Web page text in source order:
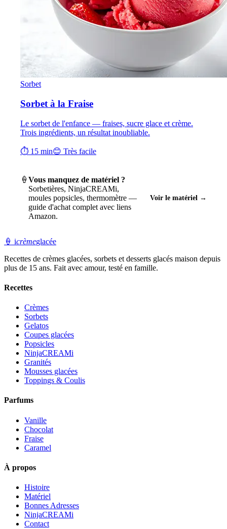
Sorbet
Sorbet à la Fraise
Le sorbet de l'enfance — fraises, sucre glace et crème.
Trois ingrédients, un résultat inoubliable.
⏱ 15 min😊 Très facile
🍦 Vous manquez de matériel ?
Sorbetières, NinjaCREAMi,
moules popsicles, thermomètre —
guide d'achat complet avec liens
Amazon.
Voir le matériel →
🍦 icrèmeglacée
Recettes de crèmes glacées, sorbets et desserts glacés maison depuis
plus de 15 ans. Fait avec amour, testé en famille.
Recettes
Crèmes
Sorbets
Gelatos
Coupes glacées
Popsicles
NinjaCREAMi
Granités
Mousses glacées
Toppings & Coulis
Parfums
Vanille
Chocolat
Fraise
Caramel
À propos
Histoire
Matériel
Bonnes Adresses
NinjaCREAMi
Contact